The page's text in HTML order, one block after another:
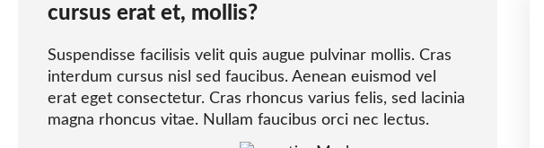
cursus erat et, mollis?
Suspendisse facilisis velit quis augue pulvinar mollis. Cras
interdum cursus nisl sed faucibus. Aenean euismod vel
erat eget consectetur. Cras rhoncus varius felis, sed lacinia
magna rhoncus vitae. Nullam faucibus orci nec lectus.